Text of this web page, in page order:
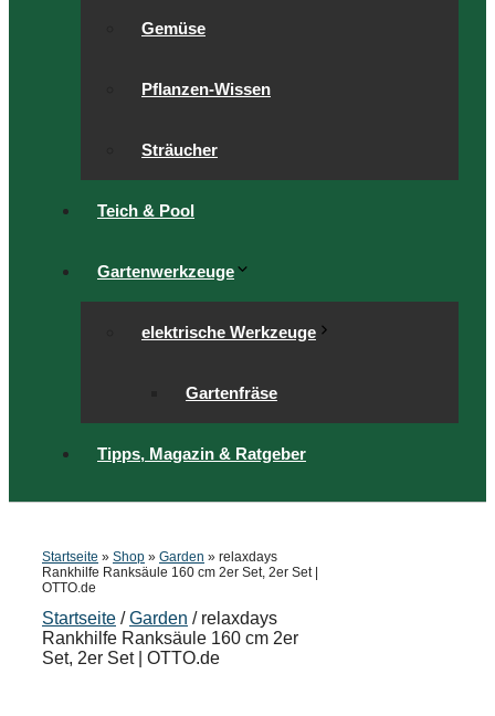
Gemüse
Pflanzen-Wissen
Sträucher
Teich & Pool
Gartenwerkzeuge
elektrische Werkzeuge
Gartenfräse
Tipps, Magazin & Ratgeber
Startseite » Shop » Garden » relaxdays
Rankhilfe Ranksäule 160 cm 2er Set, 2er Set |
OTTO.de
Startseite /Garden / relaxdays
Rankhilfe Ranksäule 160 cm 2er
Set, 2er Set | OTTO.de